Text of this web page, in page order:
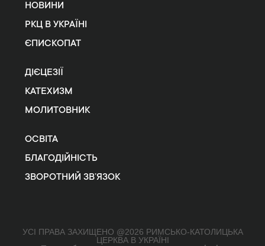
НОВИНИ
РКЦ В УКРАЇНІ
ЄПИСКОПАТ
ДІЄЦЕЗІЇ
КАТЕХИЗМ
МОЛИТОВНИК
ОСВІТА
БЛАГОДІЙНІСТЬ
ЗВОРОТНИЙ ЗВ’ЯЗОК
УСІ ПРАВА ЗАХИЩЕНО @2026 РИМСЬКО-КАТОЛИЦЬКА
ЦЕРКВА В УКРАЇНІ